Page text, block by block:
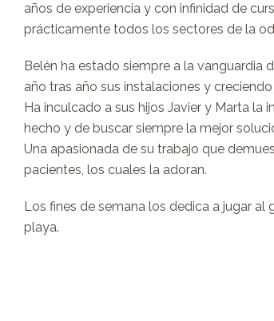
años de experiencia y con infinidad de
prácticamente todos los sectores de la
Belén ha estado siempre a la vanguardia
año tras año sus instalaciones y
Ha inculcado a sus hijos Javier y Marta la
hecho y de buscar siempre la mejor
Una apasionada de su trabajo que
pacientes, los cuales la adoran.
Los fines de semana los dedica a jugar al
playa.